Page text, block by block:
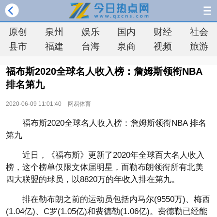
原创 泉州 娱乐 国内 财经
社会
县市
福建 台海 泉商 视频 旅游
福布斯2020全球名人收入榜：詹姆斯领衔NBA
排名第九
2020-06-09 11:01:40 网易体育
福布斯2020全球名人收入榜：詹姆斯领衔NBA 排名
第九
近日，《福布斯》更新了2020年全球百大名人收入
榜，这个榜单仅限文体届明星，而勒布朗领衔所有北美
四大联盟的球员，以8820万的年收入排在第九。
排在勒布朗之前的运动员包括内马尔(9550万)、梅西
(1.04亿)、C罗(1.05亿)和费德勒(1.06亿)。费德勒已经能